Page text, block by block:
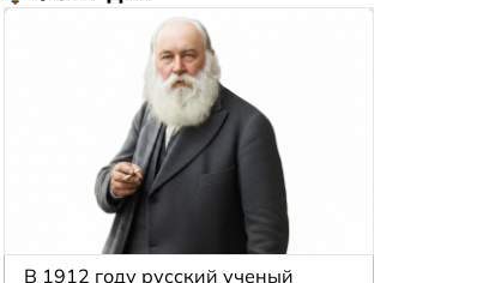
В 1912 году русский ученый